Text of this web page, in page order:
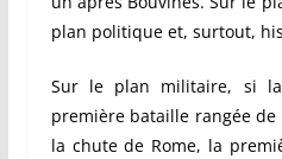
plan politique et, surtout,
Sur le plan militaire, si
première bataille rangée de
la chute de Rome, la